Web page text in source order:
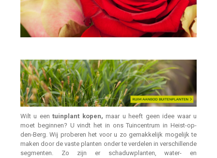
Wilt u eentuinplant kopen, maar u heeft geen idee waar u
moet beginnen? U vindt het in ons Tuincentrum in Heist-op-
den-Berg. Wij proberen het voor u zo gemakkelijk mogelijk te
maken door de vaste planten onder te verdelen in verschillende
segmenten. Zo zijn er schaduwplanten, water- en